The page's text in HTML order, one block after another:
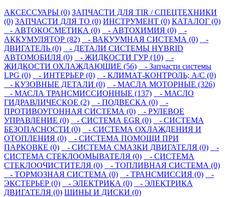
АКСЕССУАРЫ (0) ЗАПЧАСТИ ДЛЯ TIR / СПЕЦТЕХНИКИ
(0) ЗАПЧАСТИ ДЛЯ ТО (0) ИНСТРУМЕНТ (0) КАТАЛОГ (0)
- АВТОКОСМЕТИКА (0)
- АВТОХИМИЯ (0)
-
АККУМУЛЯТОР (82)
- ВАКУУМНАЯ СИСТЕМА (0)
-
ДВИГАТЕЛЬ (0)
- ДЕТАЛИ СИСТЕМЫ HYBRID
АВТОМОБИЛЯ (0)
- ЖИДКОСТИ ГУР (10)
-
ЖИДКОСТИ ОХЛАЖДАЮЩИЕ (56)
- Запчасти системы
LPG (0)
- ИНТЕРЬЕР (0)
- КЛИМАТ-КОНТРОЛЬ; A/C (0)
- КУЗОВНЫЕ ДЕТАЛИ (0)
- МАСЛА МОТОРНЫЕ (326)
- МАСЛА ТРАНСМИССИОННЫЕ (137)
- МАСЛО
ГИДРАВЛИЧЕСКОЕ (2)
- ПОДВЕСКА (0)
-
ПРОТИВОУГОННАЯ СИСТЕМА (0)
- РУЛЕВОЕ
УПРАВЛЕНИЕ (0)
- СИСТЕМА EGR (0)
- СИСТЕМА
БЕЗОПАСНОСТИ (0)
- СИСТЕМА ОХЛАЖДЕНИЯ И
ОТОПЛЕНИЯ (0)
- СИСТЕМА ПОМОЩИ ПРИ
ПАРКОВКЕ (0)
- СИСТЕМА СМАЗКИ ДВИГАТЕЛЯ (0)
-
СИСТЕМА СТЕКЛООМЫВАТЕЛЯ (0)
- СИСТЕМА
СТЕКЛООЧИСТИТЕЛЯ (0)
- ТОПЛИВНАЯ СИСТЕМА (0)
- ТОРМОЗНАЯ СИСТЕМА (0)
- ТРАНСМИССИЯ (0)
-
ЭКСТЕРЬЕР (0)
- ЭЛЕКТРИКА (0)
- ЭЛЕКТРИКА
ДВИГАТЕЛЯ (0) ШИНЫ И ДИСКИ (0)